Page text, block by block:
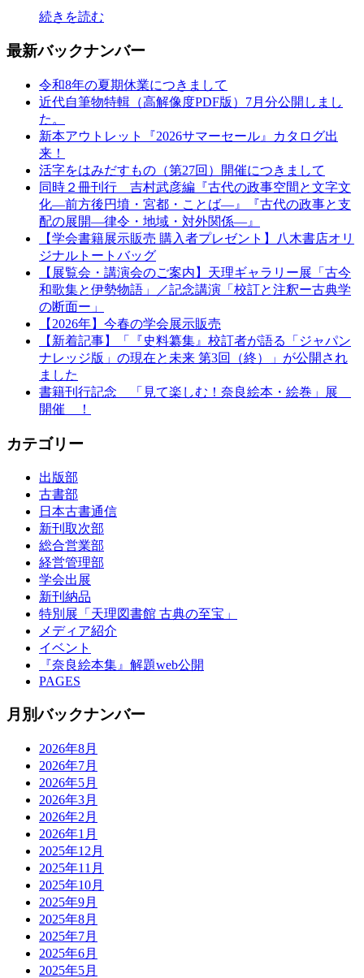
続きを読む
最新バックナンバー
令和8年の夏期休業につきまして
近代自筆物特輯（高解像度PDF版）7月分公開しまし
た。
新本アウトレット『2026サマーセール』カタログ出
来！
活字をはみだすもの（第27回）開催につきまして
同時２冊刊行 吉村武彦編『古代の政事空間と文字文
化—前方後円墳・宮都・ことば—』『古代の政事と支
配の展開—律令・地域・対外関係—』
【学会書籍展示販売 購入者プレゼント】八木書店オリ
ジナルトートバッグ
【展覧会・講演会のご案内】天理ギャラリー展「古今
和歌集と伊勢物語」／記念講演「校訂と注釈ー古典学
の断面ー」
【2026年】今春の学会展示販売
【新着記事】「『史料纂集』校訂者が語る「ジャパン
ナレッジ版」の現在と未来 第3回（終）」が公開され
ました
書籍刊行記念 「見て楽しむ！奈良絵本・絵巻」展
開催 ！
カテゴリー
出版部
古書部
日本古書通信
新刊取次部
総合営業部
経営管理部
学会出展
新刊納品
特別展「天理図書館 古典の至宝」
メディア紹介
イベント
『奈良絵本集』解題web公開
PAGES
月別バックナンバー
2026年8月
2026年7月
2026年5月
2026年3月
2026年2月
2026年1月
2025年12月
2025年11月
2025年10月
2025年9月
2025年8月
2025年7月
2025年6月
2025年5月